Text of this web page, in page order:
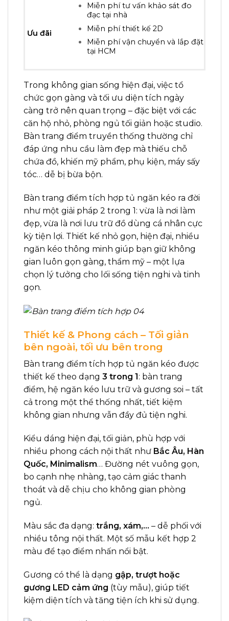
Ưu đãi
Miễn phí tư vấn khảo sát đo
đạc tại nhà
Miễn phí thiết kế 2D
Miễn phí vận chuyển và lắp đặt
tại HCM
Trong không gian sống hiện đại, việc tổ
chức gọn gàng và tối ưu diện tích ngày
càng trở nên quan trọng – đặc biệt với các
căn hộ nhỏ, phòng ngủ tối giản hoặc studio.
Bàn trang điểm truyền thống thường chỉ
đáp ứng nhu cầu làm đẹp mà thiếu chỗ
chứa đồ, khiến mỹ phẩm, phụ kiện, máy sấy
tóc… dễ bị bừa bộn.
Bàn trang điểm tích hợp tủ ngăn kéo ra đời
như một giải pháp 2 trong 1: vừa là nơi làm
đẹp, vừa là nơi lưu trữ đồ dùng cá nhân cực
kỳ tiện lợi. Thiết kế nhỏ gọn, hiện đại, nhiều
ngăn kéo thông minh giúp bạn giữ không
gian luôn gọn gàng, thẩm mỹ – một lựa
chọn lý tưởng cho lối sống tiện nghi và tinh
gọn.
Thiết kế & Phong cách – Tối giản
bên ngoài, tối ưu bên trong
Bàn trang điểm tích hợp tủ ngăn kéo được
thiết kế theo dạng 3 trong 1 : bàn trang
điểm, hệ ngăn kéo lưu trữ và gương soi – tất
cả trong một thể thống nhất, tiết kiệm
không gian nhưng vẫn đầy đủ tiện nghi.
Kiểu dáng hiện đại, tối giản, phù hợp với
nhiều phong cách nội thất như Bắc Âu, Hàn
Quốc, Minimalism… Đường nét vuông gọn,
bo cạnh nhẹ nhàng, tạo cảm giác thanh
thoát và dễ chịu cho không gian phòng
ngủ.
Màu sắc đa dạng: trắng, xám,… – dễ phối với
nhiều tông nội thất. Một số mẫu kết hợp 2
màu để tạo điểm nhấn nổi bật.
Gương có thể là dạng gập, trượt hoặc
gương LED cảm ứng (tùy mẫu), giúp tiết
kiệm diện tích và tăng tiện ích khi sử dụng.